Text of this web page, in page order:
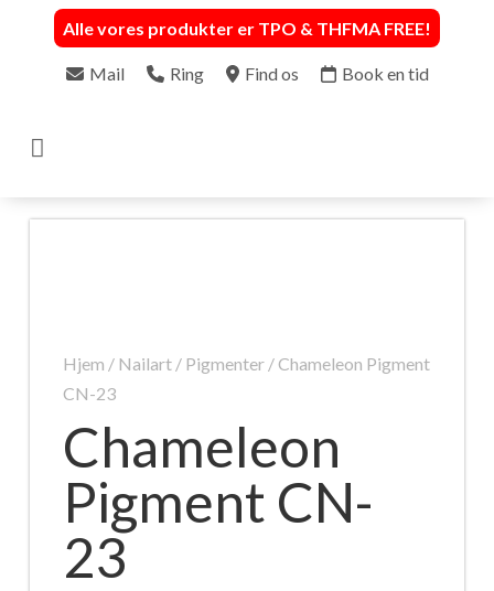
Alle vores produkter er TPO & THFMA FREE!
Mail Ring Find os Book en tid

Hjem / Nailart/ Pigmenter/ Chameleon Pigment
CN-23
Chameleon
Pigment CN-
23